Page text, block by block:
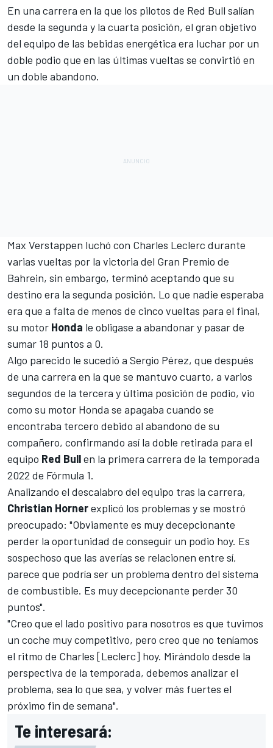
En una carrera en la que los pilotos de Red Bull salían
desde la segunda y la cuarta posición, el gran objetivo
del equipo de las bebidas energética era luchar por un
doble podio que en las últimas vueltas se convirtió en
un doble abandono.
Max Verstappen luchó con Charles Leclerc durante
varias vueltas por la victoria del Gran Premio de
Bahrein, sin embargo, terminó aceptando que su
destino era la segunda posición. Lo que nadie esperaba
era que a falta de menos de cinco vueltas para el final,
su motor Honda le obligase a abandonar y pasar de
sumar 18 puntos a 0.
Algo parecido le sucedió a Sergio Pérez, que después
de una carrera en la que se mantuvo cuarto, a varios
segundos de la tercera y última posición de podio, vio
como su motor Honda se apagaba cuando se
encontraba tercero debido al abandono de su
compañero, confirmando así la doble retirada para el
equipo Red Bullen la primera carrera de la temporada
2022 de Fórmula 1.
Analizando el descalabro del equipo tras la carrera,
Christian Hornerexplicó los problemas y se mostró
preocupado: "Obviamente es muy decepcionante
perder la oportunidad de conseguir un podio hoy. Es
sospechoso que las averías se relacionen entre sí,
parece que podría ser un problema dentro del sistema
de combustible. Es muy decepcionante perder 30
puntos".
"Creo que el lado positivo para nosotros es que tuvimos
un coche muy competitivo, pero creo que no teníamos
el ritmo de Charles [Leclerc] hoy. Mirándolo desde la
perspectiva de la temporada, debemos analizar el
problema, sea lo que sea, y volver más fuertes el
próximo fin de semana".
Te interesará: